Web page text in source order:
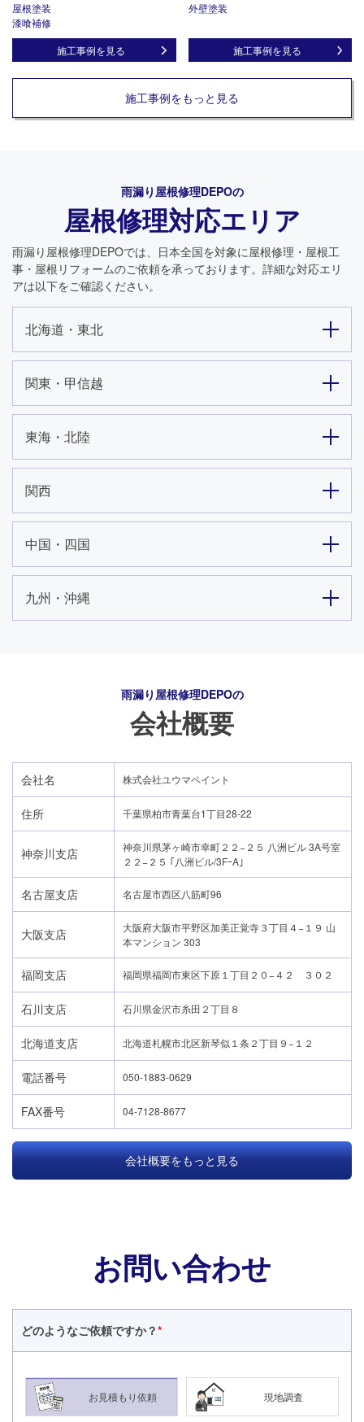
24時間365日対応
050-1883-0629
屋根塗装
漆喰補修
施工事例を見る
外壁塗装
施工事例を見る
施工事例をもっと見る
雨漏り屋根修理DEPOの
屋根修理対応エリア
雨漏り屋根修理DEPOでは、日本全国を対象に屋根修理・屋根工
事・屋根リフォームのご依頼を承っております。詳細な対応エリ
アは以下をご確認ください。
北海道・東北
関東・甲信越
東海・北陸
関西
中国・四国
九州・沖縄
雨漏り屋根修理DEPOの
会社概要
会社名 株式会社ユウマペイント
住所 千葉県柏市青葉台1丁目28-22
神奈川支店
神奈川県茅ヶ崎市幸町２２−２５ 八洲ビル 3A号室
２２−２５ ｢八洲ビル/3FｰA｣
名古屋支店 名古屋市西区八筋町96
大阪支店
大阪府大阪市平野区加美正覚寺３丁目４−１９ 山
本マンション 303
福岡支店 福岡県福岡市東区下原１丁目２０−４２ ３０２
石川支店 石川県金沢市糸田２丁目８
北海道支店 北海道札幌市北区新琴似１条２丁目９−１２
電話番号 050-1883-0629
FAX番号 04-7128-8677
会社概要をもっと見る
お問い合わせ
どのようなご依頼ですか？*
お見積もり依頼 現地調査